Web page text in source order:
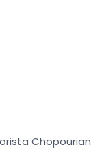
Chopourian